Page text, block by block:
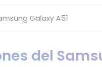
Galaxy A51
del